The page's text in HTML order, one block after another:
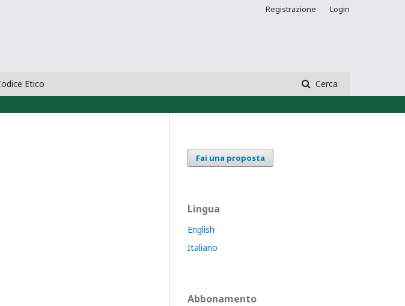
Etico Cerca
Registrazione Login
Fai una proposta
Lingua
English
Italiano
Abbonamento